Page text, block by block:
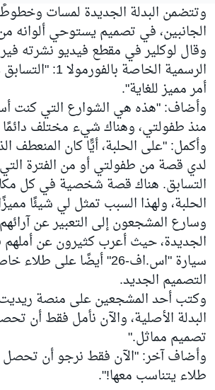
وتتضمن البدلة الجديدة لمسات
الجانبين، في تصميم يستوحي ألوانه
وقال لوكلير في مقطع فيديو نشرته
الرسمية الخاصة
أمر مميز للغاية".
وأضاف: "هذه هي الشوارع التي كنت
منذ طفولتي، وهناك شيء مختلف
وأكمل: "على الحلبة، أيًّا كان المنعطف
لدي قصة من طفولتي أو من الفترة
التسابق. هناك قصة شخصية في كل
الحلبة، ولهذا السبب تمثل لي شيئًا
وسارع المشجعون إلى التعبير عن
الجديدة، حيث أعرب كثيرون عن
سيارة "اس.اف-26" أيضًا على
التصميم الجديد.
وكتب أحد المشجعين على منصة
البدلة الأصلية، والآن نأمل فقط أن
تصميم مماثل."
وأضاف آخر: "الآن فقط نرجو أن تحصل
طلاء يتناسب معها!".